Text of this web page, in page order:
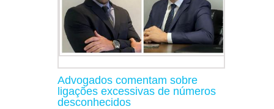
Advogados comentam sobre
ligações excessivas de números
desconhecidos